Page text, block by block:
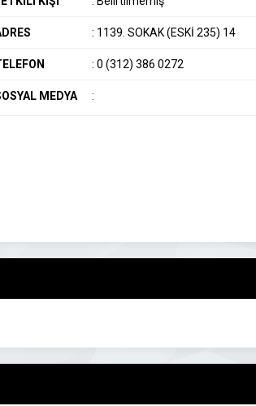
: 1139. SOKAK (ESKİ 235) 14
: 0 (312) 386 0272
MEDYA :